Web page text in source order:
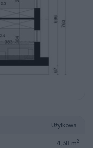
Użytkowa
4,38 m2